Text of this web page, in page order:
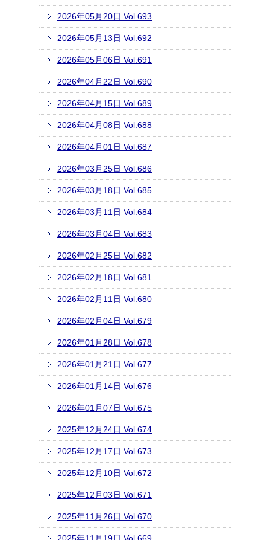
2026年05月20日 Vol.693
2026年05月13日 Vol.692
2026年05月06日 Vol.691
2026年04月22日 Vol.690
2026年04月15日 Vol.689
2026年04月08日 Vol.688
2026年04月01日 Vol.687
2026年03月25日 Vol.686
2026年03月18日 Vol.685
2026年03月11日 Vol.684
2026年03月04日 Vol.683
2026年02月25日 Vol.682
2026年02月18日 Vol.681
2026年02月11日 Vol.680
2026年02月04日 Vol.679
2026年01月28日 Vol.678
2026年01月21日 Vol.677
2026年01月14日 Vol.676
2026年01月07日 Vol.675
2025年12月24日 Vol.674
2025年12月17日 Vol.673
2025年12月10日 Vol.672
2025年12月03日 Vol.671
2025年11月26日 Vol.670